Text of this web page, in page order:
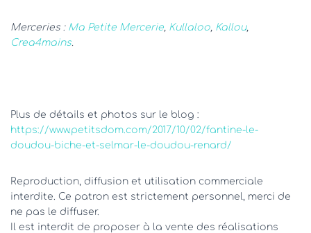
Merceries : Ma Petite Mercerie, Kullaloo, Kallou,
Crea4mains
Plus de détails et photos sur le blog :
https://www.petitsdom.com/2017/10/02/fantine-le-
doudou-biche-et-selmar-le-doudou-renard/
Reproduction, diffusion et utilisation commerciale
interdite. Ce patron est strictement personnel, merci de
ne pas le diffuser.
Il est interdit de proposer à la vente des réalisations